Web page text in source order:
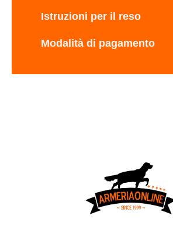
Istruzioni per il reso
Modalità di pagamento